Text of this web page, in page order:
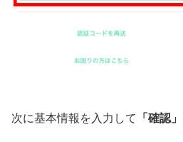
次に基本情報を入力して 「確認」